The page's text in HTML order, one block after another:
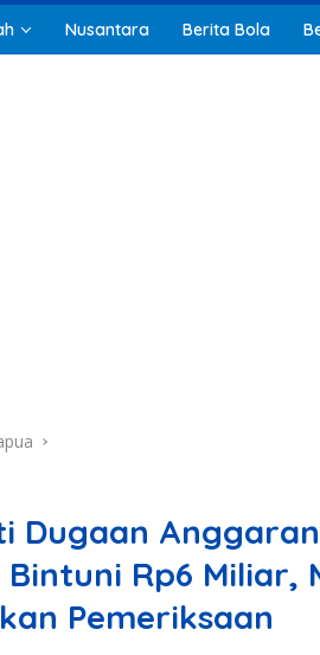
Nusantara Berita Bola
Dugaan
Bintuni Rp6
Pemeriksaan